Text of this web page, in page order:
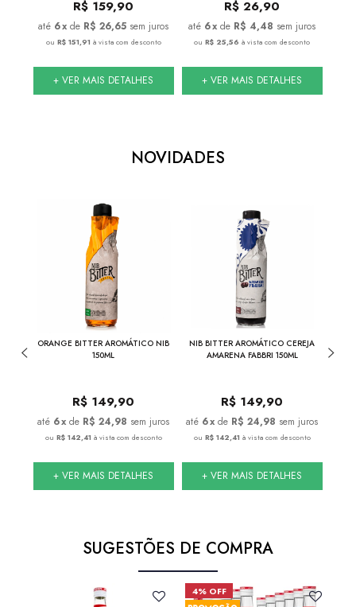
R$ 159,90
6x de R$ 26,65 sem juros
ou R$ 151,91 à vista com desconto
+ VER MAIS DETALHES
R$ 26,90
6x de R$ 4,48 sem juros
ouR$ 25,56 à vista com desconto
+ VER MAIS DETALHES
NOVIDADES
ORANGE BITTER AROMÁTICO NIB
150ML
R$ 149,90
6x de R$ 24,98 sem juros
ou R$ 142,41 à vista com desconto
+ VER MAIS DETALHES
NIB BITTER AROMÁTICO CEREJA
AMARENA FABBRI 150ML
R$ 149,90
6x de R$ 24,98 sem juros
ou R$ 142,41 à vista com desconto
+ VER MAIS DETALHES
SUGESTÕES DE COMPRA
4% OFF